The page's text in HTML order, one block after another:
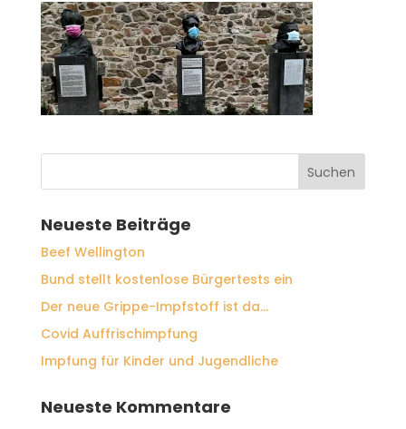
Neueste Beiträge
Beef Wellington
Bund stellt kostenlose Bürgertests ein
Der neue Grippe-Impfstoff ist da…
Covid Auffrischimpfung
Impfung für Kinder und Jugendliche
Neueste Kommentare